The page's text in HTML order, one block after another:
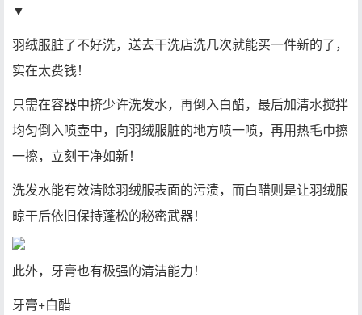
▼
羽绒服脏了不好洗，送去干洗店洗几次就能买一件新的了，
实在太费钱！
只需在容器中挤少许洗发水，再倒入白醋，最后加清水搅拌
均匀倒入喷壶中，向羽绒服脏的地方喷一喷，再用热毛巾擦
一擦，立刻干净如新！
洗发水能有效清除羽绒服表面的污渍，而白醋则是让羽绒服
晾干后依旧保持蓬松的秘密武器！
此外，牙膏也有极强的清洁能力！
牙膏+白醋